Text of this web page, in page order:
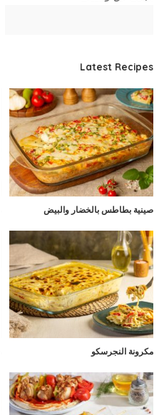
Latest Recipes
صينية بطاطس بالخضار والبيض
مكرونة النجرسكو